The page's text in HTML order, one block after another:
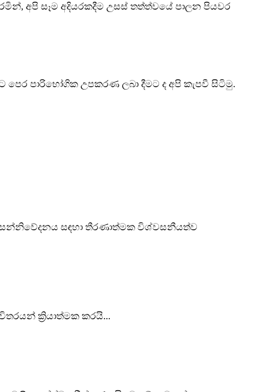
අපි සෑම අදියරකදීම උසස් තත්ත්වයේ පාලන පියවර
පාරිභෝගික උපකරණ ලබා දීමට ද අපි කැපවී සිටිමු.
සන්නිවේදනය සඳහා තීරණාත්මක විශ්වසනීයත්ව
ක්‍රියාත්මක කරයි...